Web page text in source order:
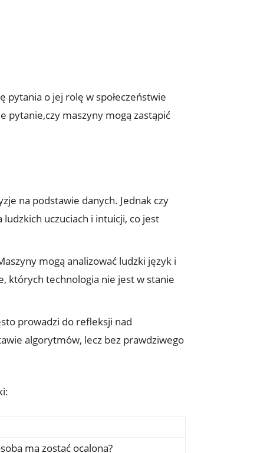
pytania o jej rolę w społeczeństwie
pytanie,czy maszyny mogą zastąpić
na podstawie danych. Jednak czy
uczuciach i intuicji, co jest
mogą analizować ludzki język i
których technologia nie jest w stanie
prowadzi do refleksji nad
algorytmów, lecz bez prawdziwego
ma zostać ocalona?